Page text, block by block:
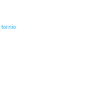
tornio